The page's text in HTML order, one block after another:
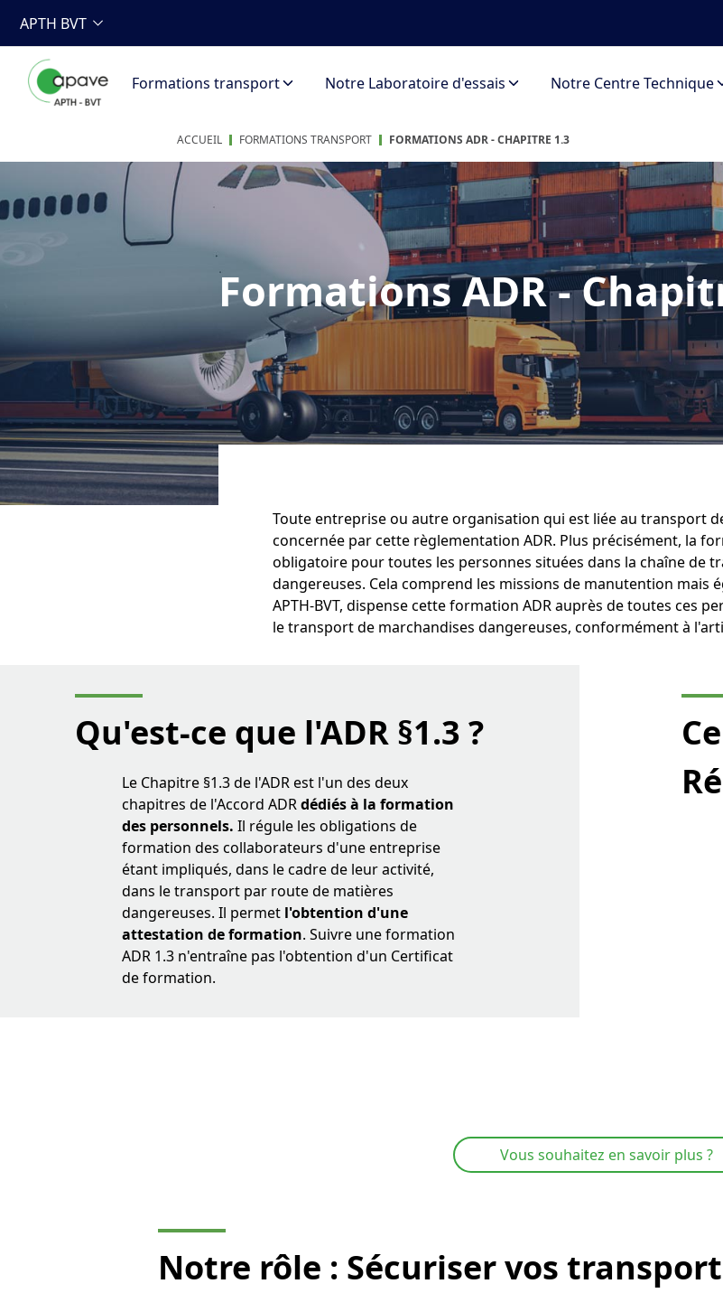
APTH BVT
Formations transport Notre Laboratoire d'essais Notre Centre Technique
ACCUEIL FORMATIONS TRANSPORT FORMATIONS ADR - CHAPITRE 1.3
Formations ADR -
Toute entreprise ou autre organisation qui est liée au transport
concernée par cette règlementation ADR. Plus précisément, la
obligatoire pour toutes les personnes situées dans la chaîne de
dangereuses. Cela comprend les missions de manutention mais
APTH-BVT, dispense cette formation ADR auprès de toutes ces
le transport de marchandises dangereuses, conformément à
Qu'est-ce que l'ADR §1.3 ?
Le Chapitre §1.3 de l'ADR est l'un des deux
chapitres de l'Accord ADRdédiés à la formation
des personnels. Il régule les obligations de
formation des collaborateurs d'une entreprise
étant impliqués, dans le cadre de leur activité,
dans le transport par route de matières
dangereuses. Il permet l'obtention d'une
attestation de formation. Suivre une formation
ADR 1.3 n'entraîne pas l'obtention d'un Certificat
de formation.
Vous souhaitez en savoir plus ?
Notre rôle : Sécuriser vos